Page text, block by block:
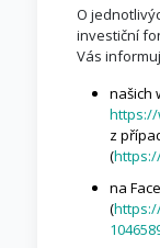
O
investiční
Vás
našich
z
(
na
(